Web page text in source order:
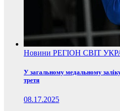
Новини РЕГІОН СВІТ
У загальному медальному
третя
08.17.2025